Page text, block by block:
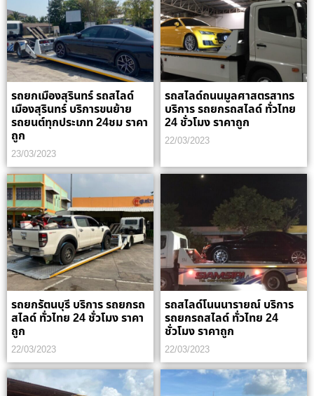
รถยกเมืองสุรินทร์ รถสไลด์
เมืองสุรินทร์ บริการขนย้าย
รถยนต์ทุกประเภท 24ชม ราคา
ถูก
23/03/2023
รถสไลด์ถนนมูลศาสตรสาทร
บริการ รถยกรถสไลด์ ทั่วไทย
24 ชั่วโมง ราคาถูก
22/03/2023
รถยกรัตนบุรี บริการ รถยกรถ
สไลด์ ทั่วไทย 24 ชั่วโมง ราคา
ถูก
22/03/2023
รถสไลด์โนนนารายณ์ บริการ
รถยกรถสไลด์ ทั่วไทย 24
ชั่วโมง ราคาถูก
22/03/2023